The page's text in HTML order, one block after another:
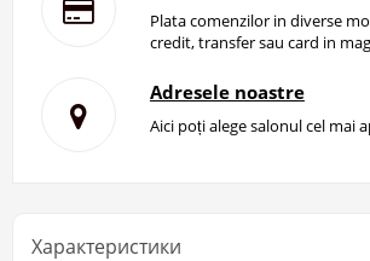
Plata comenzilor in diverse
credit, transfer sau card in
Adresele noastre
Aici poți alege salonul cel mai
Характеристики